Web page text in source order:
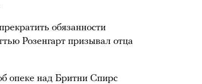
обязанности
Розенгарт призывал отца
опеке над Бритни Спирс